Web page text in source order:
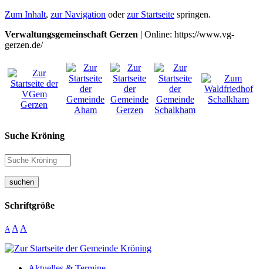
Zum Inhalt, zur Navigation oderzur Startseite springen.
Verwaltungsgemeinschaft Gerzen | Online: https://www.vg-
gerzen.de/
Suche Kröning
suchen
Schriftgröße
A A A